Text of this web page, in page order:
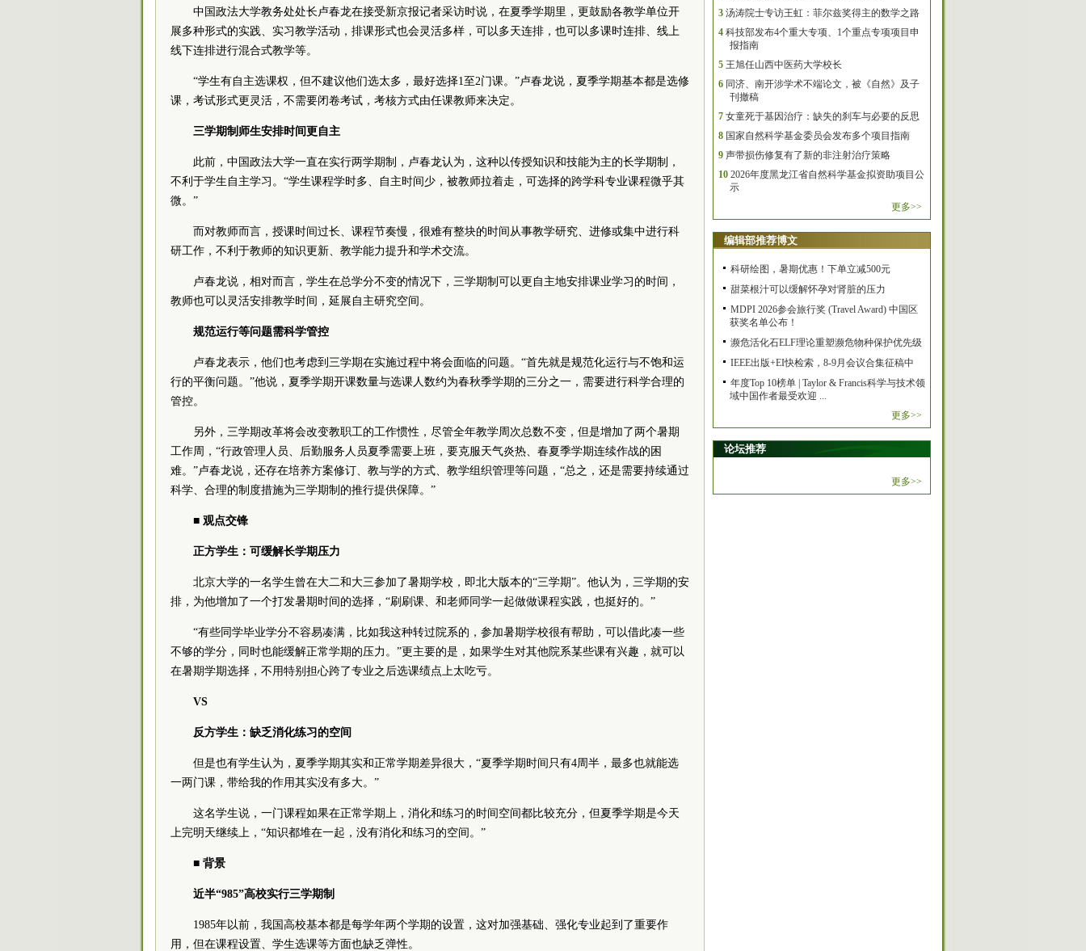
中国政法大学教务处处长卢春龙在接受新京报记者采访时说，在夏季学期里，更鼓励各教学单位开
展多种形式的实践、实习教学活动，排课形式也会灵活多样，可以多天连排，也可以多课时连排、线上
线下连排进行混合式教学等。
“学生有自主选课权，但不建议他们选太多，最好选择1至2门课。”卢春龙说，夏季学期基本都是选修
课，考试形式更灵活，不需要闭卷考试，考核方式由任课教师来决定。
三学期制师生安排时间更自主
此前，中国政法大学一直在实行两学期制，卢春龙认为，这种以传授知识和技能为主的长学期制，
不利于学生自主学习。“学生课程学时多、自主时间少，被教师拉着走，可选择的跨学科专业课程微乎其
微。”
而对教师而言，授课时间过长、课程节奏慢，很难有整块的时间从事教学研究、进修或集中进行科
研工作，不利于教师的知识更新、教学能力提升和学术交流。
卢春龙说，相对而言，学生在总学分不变的情况下，三学期制可以更自主地安排课业学习的时间，
教师也可以灵活安排教学时间，延展自主研究空间。
规范运行等问题需科学管控
卢春龙表示，他们也考虑到三学期在实施过程中将会面临的问题。“首先就是规范化运行与不饱和运
行的平衡问题。”他说，夏季学期开课数量与选课人数约为春秋季学期的三分之一，需要进行科学合理的
管控。
另外，三学期改革将会改变教职工的工作惯性，尽管全年教学周次总数不变，但是增加了两个暑期
工作周，“行政管理人员、后勤服务人员夏季需要上班，要克服天气炎热、春夏季学期连续作战的困
难。”卢春龙说，还存在培养方案修订、教与学的方式、教学组织管理等问题，“总之，还是需要持续通过
科学、合理的制度措施为三学期制的推行提供保障。”
■ 观点交锋
正方学生：可缓解长学期压力
北京大学的一名学生曾在大二和大三参加了暑期学校，即北大版本的“三学期”。他认为，三学期的安
排，为他增加了一个打发暑期时间的选择，“刷刷课、和老师同学一起做做课程实践，也挺好的。”
“有些同学毕业学分不容易凑满，比如我这种转过院系的，参加暑期学校很有帮助，可以借此凑一些
不够的学分，同时也能缓解正常学期的压力。”更主要的是，如果学生对其他院系某些课有兴趣，就可以
在暑期学期选择，不用特别担心跨了专业之后选课绩点上太吃亏。
VS
反方学生：缺乏消化练习的空间
但是也有学生认为，夏季学期其实和正常学期差异很大，“夏季学期时间只有4周半，最多也就能选
一两门课，带给我的作用其实没有多大。”
这名学生说，一门课程如果在正常学期上，消化和练习的时间空间都比较充分，但夏季学期是今天
上完明天继续上，“知识都堆在一起，没有消化和练习的空间。”
■ 背景
近半“985”高校实行三学期制
1985年以前，我国高校基本都是每学年两个学期的设置，这对加强基础、强化专业起到了重要作
用，但在课程设置、学生选课等方面也缺乏弹性。
3 汤涛院士专访王虹：菲尔兹奖得主的数学之路
4 科技部发布4个重大专项、1个重点专项项目申
报指南
5 王旭任山西中医药大学校长
6 同济、南开涉学术不端论文，被《自然》及子
刊撤稿
7 女童死于基因治疗：缺失的刹车与必要的反思
8 国家自然科学基金委员会发布多个项目指南
9 声带损伤修复有了新的非注射治疗策略
10 2026年度黑龙江省自然科学基金拟资助项目公
示
更多>>
编辑部推荐博文
科研绘图，暑期优惠！下单立减500元
甜菜根汁可以缓解怀孕对肾脏的压力
MDPI 2026参会旅行奖 (Travel Award) 中国区
获奖名单公布！
濒危活化石ELF理论重塑濒危物种保护优先级
IEEE出版+EI快检索，8-9月会议合集征稿中
年度Top 10榜单 | Taylor & Francis科学与技术领
域中国作者最受欢迎 ...
更多>>
论坛推荐
更多>>